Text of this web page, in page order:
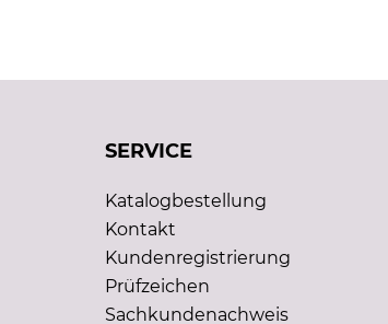
SERVICE
Katalogbestellung
Kontakt
Kundenregistrierung
Prüfzeichen
Sachkundenachweis